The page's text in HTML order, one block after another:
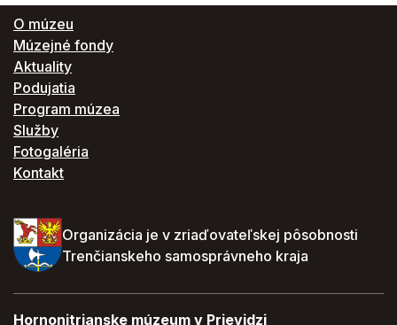
O múzeu
Múzejné fondy
Aktuality
Podujatia
Program múzea
Služby
Fotogaléria
Kontakt
Organizácia je v zriaďovateľskej pôsobnosti
Trenčianskeho samosprávneho kraja
Hornonitrianske múzeum v Prievidzi